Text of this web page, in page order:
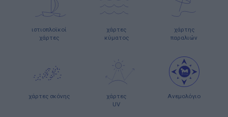
ιστιοπλοϊκοί
χάρτες
χάρτες
κύματος
χάρτης
παραλιών
χάρτες σκόνης
χάρτες
UV
Ανεμολόγιο